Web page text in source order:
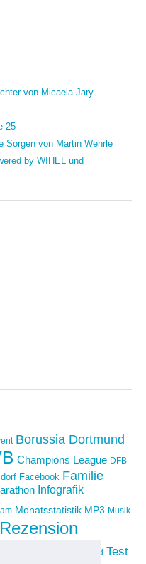
von Micaela Jary
25
Sorgen von Martin Wehrle
by WIHEL und
Borussia Dortmund
Champions League DFB-
Facebook Familie
Infografik
Monatsstatistik MP3 Musik
Rezension
sponsored Test